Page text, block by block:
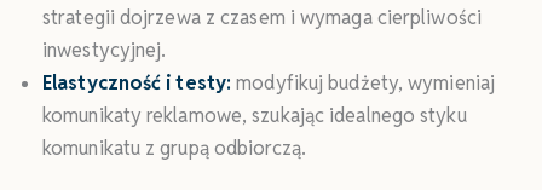
strategii dojrzewa z czasem i wymaga cierpliwości
inwestycyjnej.
Elastyczność i testy: modyfikuj budżety, wymieniaj
komunikaty reklamowe, szukając idealnego styku
komunikatu z grupą odbiorczą.